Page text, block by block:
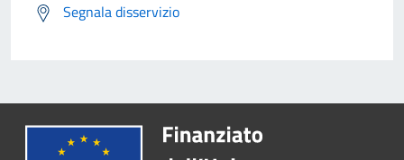
Segnala disservizio